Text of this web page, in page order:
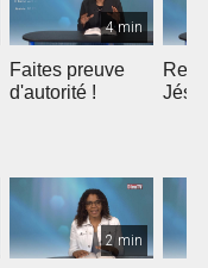
4 min
Faites preuve
d'autorité !
2 min